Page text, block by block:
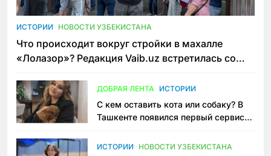
ИСТОРИИ НОВОСТИ УЗБЕКИСТАНА
Что происходит вокруг стройки в махалле
«Лолазор»? Редакция Vaib.uz встретилась со
ДОБРАЯ ЛЕНТА ИСТОРИИ
С кем оставить кота или собаку? В
Ташкенте появился первый сервис
ИСТОРИИ НОВОСТИ УЗБЕКИСТАНА